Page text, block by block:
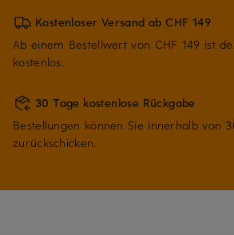
Kostenloser Versand ab CHF 149
Ab einem Bestellwert von CHF 149 ist
kostenlos.
30 Tage kostenlose Rückgabe
Bestellungen können Sie innerhalb von
zurückschicken.